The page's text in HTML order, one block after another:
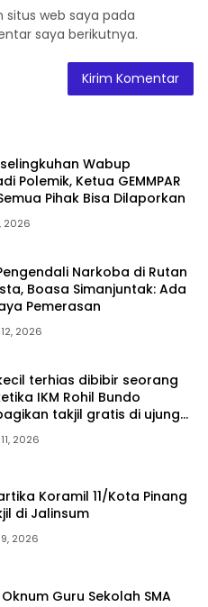
situs web saya pada
saya berikutnya.
Wabup
Polemik, Ketua GEMMPAR
Pihak Bisa Dilaporkan
2026
Narkoba di Rutan
Boasa Simanjuntak: Ada
Pemerasan
2026
terhias dibibir seorang
IKM Rohil Bundo
takjil gratis di ujung
2026
Koramil 11/Kota Pinang
di Jalinsum
2026
Guru Sekolah SMA